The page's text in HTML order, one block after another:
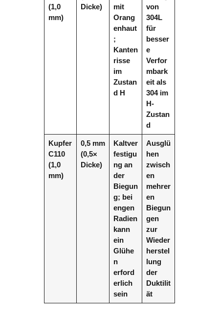
(1,0
mm)
Dicke)
mit
Orang
enhaut
;
Kanten
risse
im
Zustan
d H
von
304L
für
besser
e
Verfor
mbark
eit als
304 im
H-
Zustan
d
Kupfer
C110
(1,0
mm)
0,5 mm
(0,5×
Dicke)
Kaltver
festigu
ng an
der
Biegun
g; bei
engen
Radien
kann
ein
Glühe
n
erford
erlich
sein
Ausglü
hen
zwisch
en
mehrer
en
Biegun
gen
zur
Wieder
herstel
lung
der
Duktilit
ät